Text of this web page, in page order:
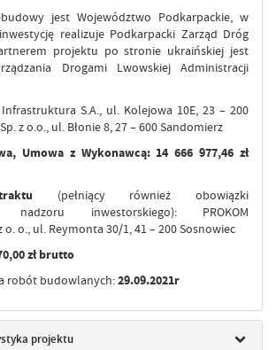
jest Województwo Podkarpackie, w
realizuje Podkarpacki Zarząd Dróg
projektu po stronie ukraińskiej jest
Drogami Lwowskiej Administracji
S.A., ul. Kolejowa 10E, 23 – 200
z o.o., ul. Błonie 8, 27 – 600 Sandomierz
Umowa z Wykonawcą: 14 666 977,46 zł
(pełniący również obowiązki
nadzoru inwestorskiego): PROKOM
o., ul. Reymonta 30/1, 41 – 200 Sosnowiec
zł brutto
robót budowlanych:29.09.2021r
projektu